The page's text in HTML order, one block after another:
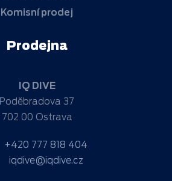
Komisní prodej
Prodejna
IQ DIVE
Poděbradova 37
702 00 Ostrava
+420 777 818 404
iqdive@iqdive.cz